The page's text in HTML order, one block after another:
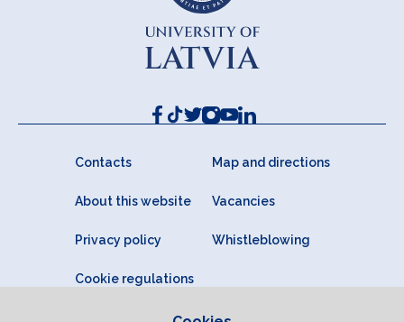
Contacts Map and directions
About this website Vacancies
Privacy policy Whistleblowing
Cookie regulations